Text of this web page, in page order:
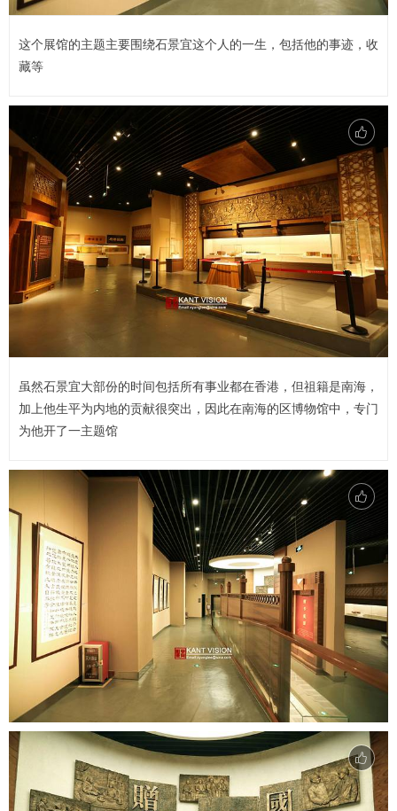
这个展馆的主题主要围绕石景宜这个人的一生，包括他的事迹，收
藏等
虽然石景宜大部份的时间包括所有事业都在香港，但祖籍是南海，
加上他生平为内地的贡献很突出，因此在南海的区博物馆中，专门
为他开了一主题馆